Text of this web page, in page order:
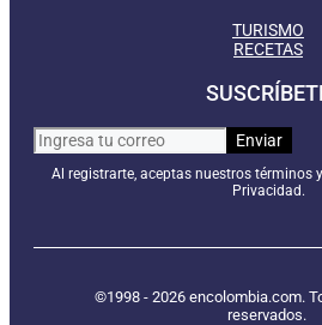
TURISMO
RECETAS
Al registrarte, aceptas nuestros términos
Privacidad.
©1998 - 2026 encolombia.com.
reservados.